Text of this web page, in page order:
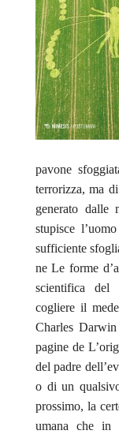
pavone
terrorizza, ma
generato dalle
stupisce
sufficiente
neLe forme
scientifica del
cogliere il
Charles
pagine de
del padre
o di un
prossimo, la
umana che in